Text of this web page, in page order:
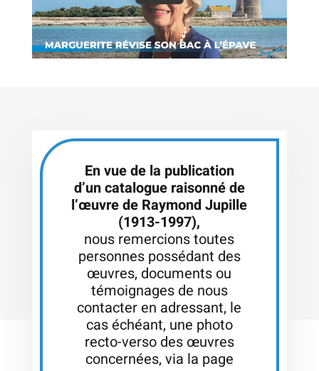
En vue de la publication
d’un catalogue raisonné de
l’œuvre de Raymond Jupille
(1913-1997),
nous remercions toutes
personnes possédant des
œuvres, documents ou
témoignages de nous
contacter en adressant, le
cas échéant, une photo
recto-verso des œuvres
concernées, via la page